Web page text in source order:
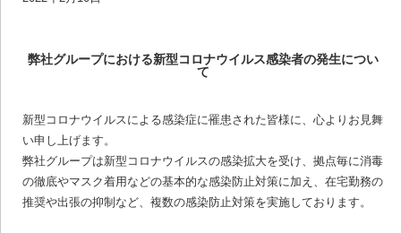
弊社グループにおける新型コロナウイルス感染者の発生につい
て
新型コロナウイルスによる感染症に罹患された皆様に、心よりお見舞
い申し上げます。
弊社グループは新型コロナウイルスの感染拡大を受け、拠点毎に消毒
の徹底やマスク着用などの基本的な感染防止対策に加え、在宅勤務の
推奨や出張の抑制など、複数の感染防止対策を実施しております。